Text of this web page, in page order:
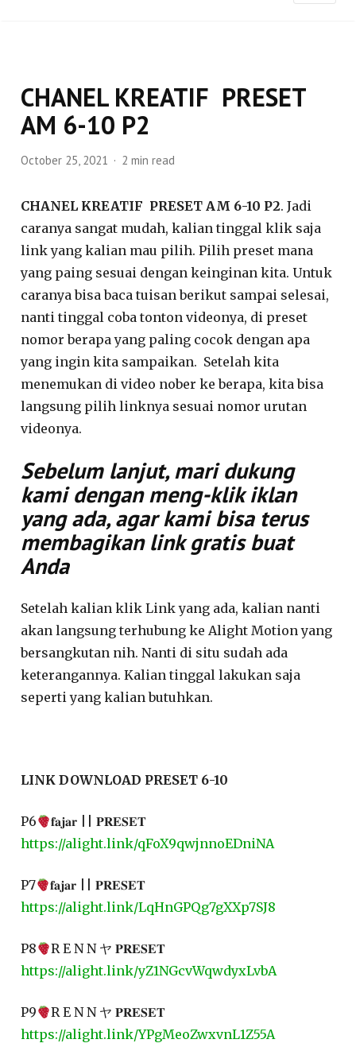
CHANEL KREATIF PRESET
AM 6-10 P2
October 25, 2021 2 min read
CHANEL KREATIF PRESET AM 6-10 P2. Jadi
caranya sangat mudah, kalian tinggal klik saja
link yang kalian mau pilih. Pilih preset mana
yang paing sesuai dengan keinginan kita. Untuk
caranya bisa baca tuisan berikut sampai selesai,
nanti tinggal coba tonton videonya, di preset
nomor berapa yang paling cocok dengan apa
yang ingin kita sampaikan. Setelah kita
menemukan di video nober ke berapa, kita bisa
langsung pilih linknya sesuai nomor urutan
videonya.
Sebelum lanjut, mari dukung
kami dengan meng-klik iklan
yang ada, agar kami bisa terus
membagikan link gratis buat
Anda
Setelah kalian klik Link yang ada, kalian nanti
akan langsung terhubung ke Alight Motion yang
bersangkutan nih. Nanti di situ sudah ada
keterangannya. Kalian tinggal lakukan saja
seperti yang kalian butuhkan.
LINK DOWNLOAD PRESET 6-10
P6
𝐟𝐚𝐣𝐚𝐫 || 𝐏𝐑𝐄𝐒𝐄𝐓
https://alight.link/qFoX9qwjnnoEDniNA
P7
𝐟𝐚𝐣𝐚𝐫 || 𝐏𝐑𝐄𝐒𝐄𝐓
https://alight.link/LqHnGPQg7gXXp7SJ8
P8
R E N N ヤ 𝐏𝐑𝐄𝐒𝐄𝐓
https://alight.link/yZ1NGcvWqwdyxLvbA
P9
R E N N ヤ 𝐏𝐑𝐄𝐒𝐄𝐓
https://alight.link/YPgMeoZwxvnL1Z55A